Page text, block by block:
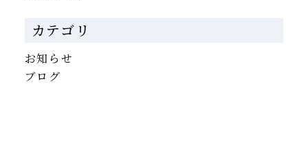
カテゴリ
お知らせ
ブログ